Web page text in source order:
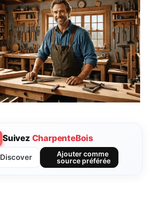
Suivez CharpenteBois
Discover
Ajouter comme
source préférée